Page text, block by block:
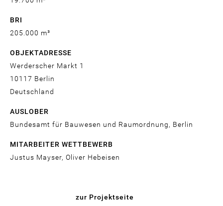
BRI
205.000 m³
OBJEKTADRESSE
Werderscher Markt 1
10117 Berlin
Deutschland
AUSLOBER
Bundesamt für Bauwesen und Raumordnung, Berlin
MITARBEITER WETTBEWERB
Justus Mayser, Oliver Hebeisen
zur Projektseite